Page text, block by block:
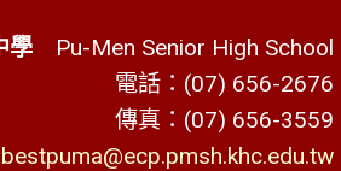
學 Pu-Men Senior High School
電話：(07) 656-2676
傳真：(07) 656-3559
bestpuma@ecp.pmsh.khc.edu.tw